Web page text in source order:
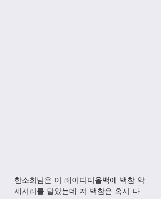
한소희님은 이 레이디디올백에 백참 악
세서리를 달았는데 저 백참은 혹시 나